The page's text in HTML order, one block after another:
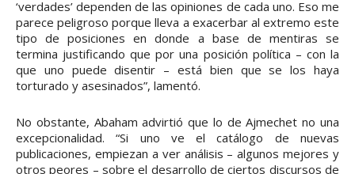
‘verdades’ dependen de las opiniones de cada uno. Eso me
parece peligroso porque lleva a exacerbar al extremo este
tipo de posiciones en donde a base de mentiras se
termina justificando que por una posición política – con la
que uno puede disentir – está bien que se los haya
torturado y asesinados”, lamentó.
No obstante, Abaham advirtió que lo de Ajmechet no una
excepcionalidad. “Si uno ve el catálogo de nuevas
publicaciones, empiezan a ver análisis – algunos mejores y
otros peores – sobre el desarrollo de ciertos discursos de